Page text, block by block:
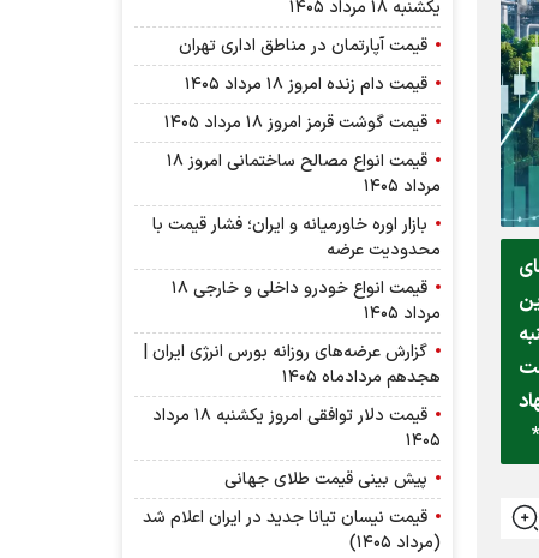
یکشنبه ۱۸ مرداد ۱۴۰۵
قیمت آپارتمان در مناطق اداری تهران
قیمت دام زنده امروز ۱۸ مرداد ۱۴۰۵
قیمت گوشت قرمز امروز ۱۸ مرداد ۱۴۰۵
قیمت انواع مصالح ساختمانی امروز ۱۸
مرداد ۱۴۰۵
بازار اوره خاورمیانه و ایران؛ فشار قیمت با
محدودیت عرضه
قیمت انواع خودرو داخلی و خارجی ۱۸
مرداد ۱۴۰۵
گزارش عرضه‌های روزانه بورس انرژی ایران |
هجدهم مردادماه ۱۴۰۵
قیمت دلار توافقی امروز یکشنبه ۱۸ مرداد
۱۴۰۵
پیش بینی قیمت طلای جهانی
قیمت نیسان تیانا جدید در ایران اعلام شد
(مرداد ۱۴۰۵)